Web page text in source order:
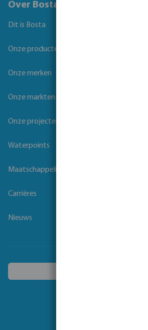
Over Bosta
Dit is Bosta
Onze producten
Onze merken
Onze markten
Onze projecten
Waterpoints
Maatschappelijk verantwoord ondernemen
Carrières
Nieuws